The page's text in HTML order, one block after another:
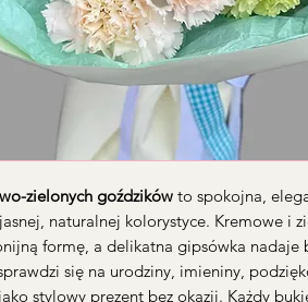
zielonych goździków to spokojna,
naturalnej kolorystyce. Kremowe i
formę, a delikatna gipsówka nadaje
się na urodziny, imieniny,
stylowy prezent bez okazji. Każdy